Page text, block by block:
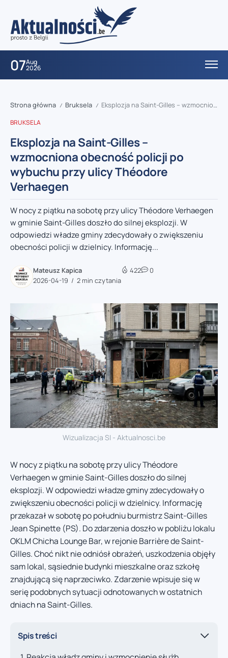
07Aug
2026
Strona główna / Bruksela / Eksplozja na Saint-Gilles – wzmocniona obecność policji po wybuchu przy ulicy Théodore Verhaegen
BRUKSELA
Eksplozja na Saint-Gilles –
wzmocniona obecność policji po
wybuchu przy ulicy Théodore
Verhaegen
W nocy z piątku na sobotę przy ulicy Théodore Verhaegen
w gminie Saint-Gilles doszło do silnej eksplozji. W
odpowiedzi władze gminy zdecydowały o zwiększeniu
obecności policji w dzielnicy. Informację...
Mateusz Kapica
2026-04-19
2 min czytania
422 0
Wizualizacja SI - Aktualnosci.be
W nocy z piątku na sobotę przy ulicy Théodore
Verhaegen w gminie Saint-Gilles doszło do silnej
eksplozji. W odpowiedzi władze gminy zdecydowały o
zwiększeniu obecności policji w dzielnicy. Informację
przekazał w sobotę po południu burmistrz Saint-Gilles
Jean Spinette (PS). Do zdarzenia doszło w pobliżu lokalu
OKLM Chicha Lounge Bar, w rejonie Barrière de Saint-
Gilles. Choć nikt nie odniósł obrażeń, uszkodzenia objęły
sam lokal, sąsiednie budynki mieszkalne oraz szkołę
znajdującą się naprzeciwko. Zdarzenie wpisuje się w
serię podobnych sytuacji odnotowanych w ostatnich
dniach na Saint-Gilles.
Spis treści